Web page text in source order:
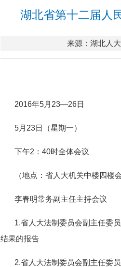
湖北省第十二届人
来源：湖北人
2016年5月23—26日
5月23日（星期一）
下午2：40时全体会议
（地点：省人大机关中楼四楼
李春明常务副主任主持会议
1.省人大法制委员会副主任委
结果的报告
2.省人大法制委员会副主任委